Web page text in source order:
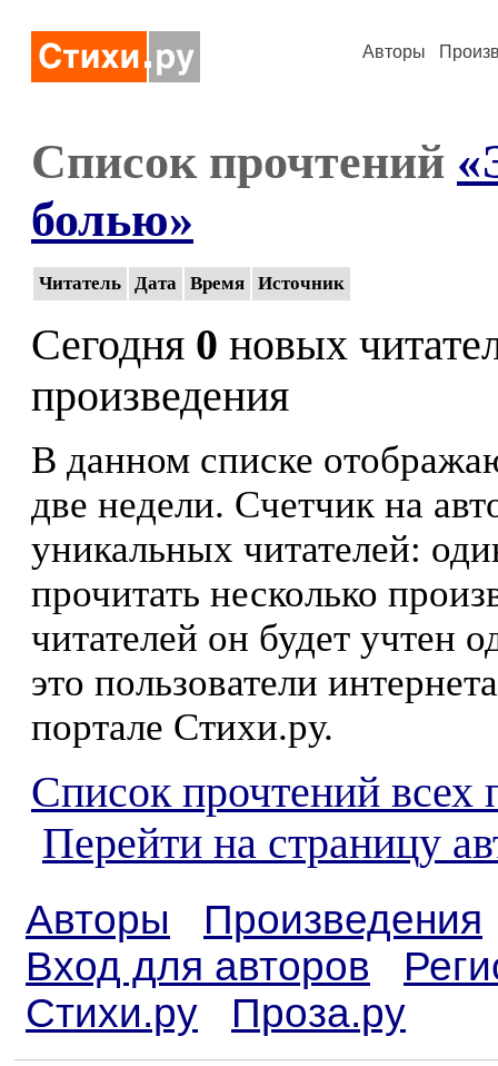
Авторы
Список прочтений
болью»
Читатель Дата Время Источник
Сегодня 0 новых
произведения
В данном списке
две недели. Счетчик на
уникальных читателей:
прочитать несколько
читателей он будет учтен
это пользователи
портале Стихи.ру.
Список прочтений всех
Перейти на страницу
Авторы
Произведения
Вход для авторов
Стихи.ру
Проза.ру